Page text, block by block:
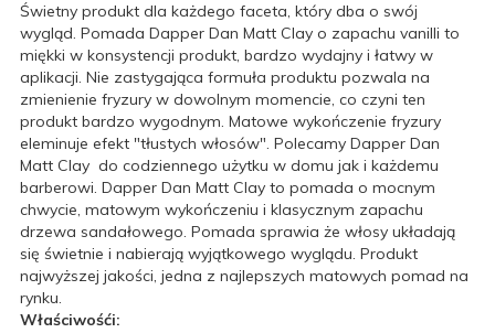
Świetny produkt dla każdego faceta, który dba o swój
wygląd. Pomada Dapper Dan Matt Clay o zapachu vanilli to
miękki w konsystencji produkt, bardzo wydajny i łatwy w
aplikacji. Nie zastygająca formuła produktu pozwala na
zmienienie fryzury w dowolnym momencie, co czyni ten
produkt bardzo wygodnym. Matowe wykończenie fryzury
eleminuje efekt "tłustych włosów". Polecamy Dapper Dan
Matt Clay do codziennego użytku w domu jak i każdemu
barberowi. Dapper Dan Matt Clay to pomada o mocnym
chwycie, matowym wykończeniu i klasycznym zapachu
drzewa sandałowego. Pomada sprawia że włosy układają
się świetnie i nabierają wyjątkowego wyglądu. Produkt
najwyższej jakości, jedna z najlepszych matowych pomad na
rynku.
Właściwośći: